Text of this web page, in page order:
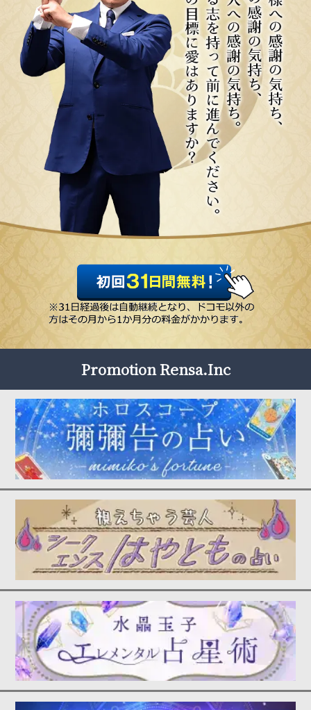
Promotion Rensa.Inc